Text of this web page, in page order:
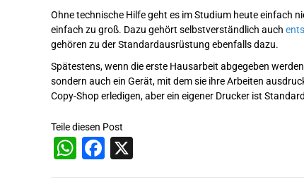
Ohne technische Hilfe geht es im Studium heute einfach
einfach zu groß. Dazu gehört selbstverständlich auch
gehören zu der Standardausrüstung ebenfalls dazu.
Spätestens, wenn die erste Hausarbeit abgegeben
sondern auch ein Gerät, mit dem sie ihre Arbeiten
Copy-Shop erledigen, aber ein eigener Drucker ist
Teile diesen Post
WhatsApp
Facebook